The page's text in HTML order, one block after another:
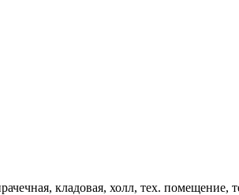
кладовая, холл, тех. помещение,